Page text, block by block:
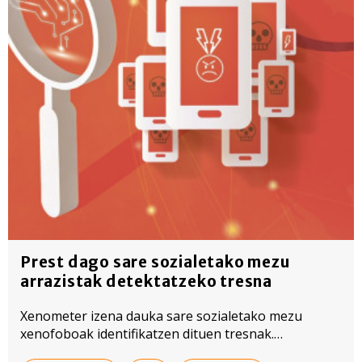
Prest dago sare sozialetako mezu
arrazistak detektatzeko tresna
Xenometer izena dauka sare sozialetako mezu
xenofoboak identifikatzen dituen tresnak.